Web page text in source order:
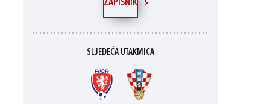
ZAPISNIK
SLJEDEĆA UTAKMICA